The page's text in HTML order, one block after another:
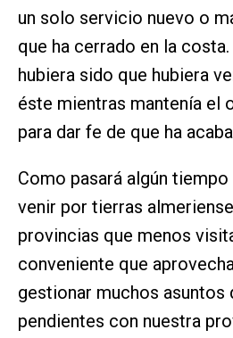
un solo servicio nuevo o
que ha cerrado en la
hubiera sido que hubiera
éste mientras mantenía el
para dar fe de que ha
Como pasará algún
venir por tierras
provincias que menos
conveniente que
gestionar muchos asuntos
pendientes con nuestra